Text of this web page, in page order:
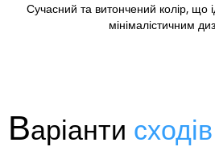
Сучасний та витончений колір, що
мінімалістичним
Варіанти сходів